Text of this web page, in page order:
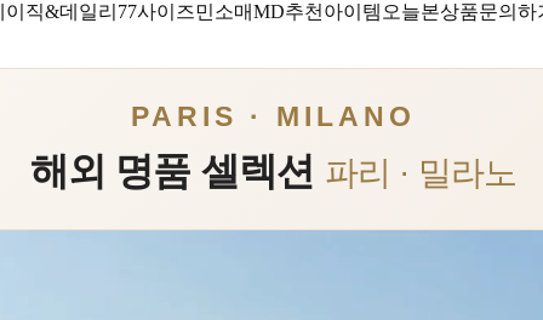
이직&데일리 77사이즈민소매MD추천아이템 오늘본상품문의하
PARIS · MILANO
해외 명품 셀렉션 파리 · 밀라노